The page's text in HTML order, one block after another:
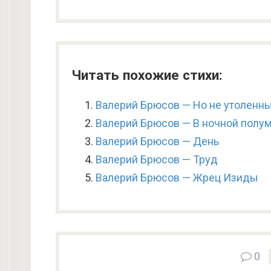
Читать похожие стихи:
Валерий Брюсов — Но не
Валерий Брюсов — В ночной
Валерий Брюсов — День
Валерий Брюсов — Труд
Валерий Брюсов — Жрец Изиды
0